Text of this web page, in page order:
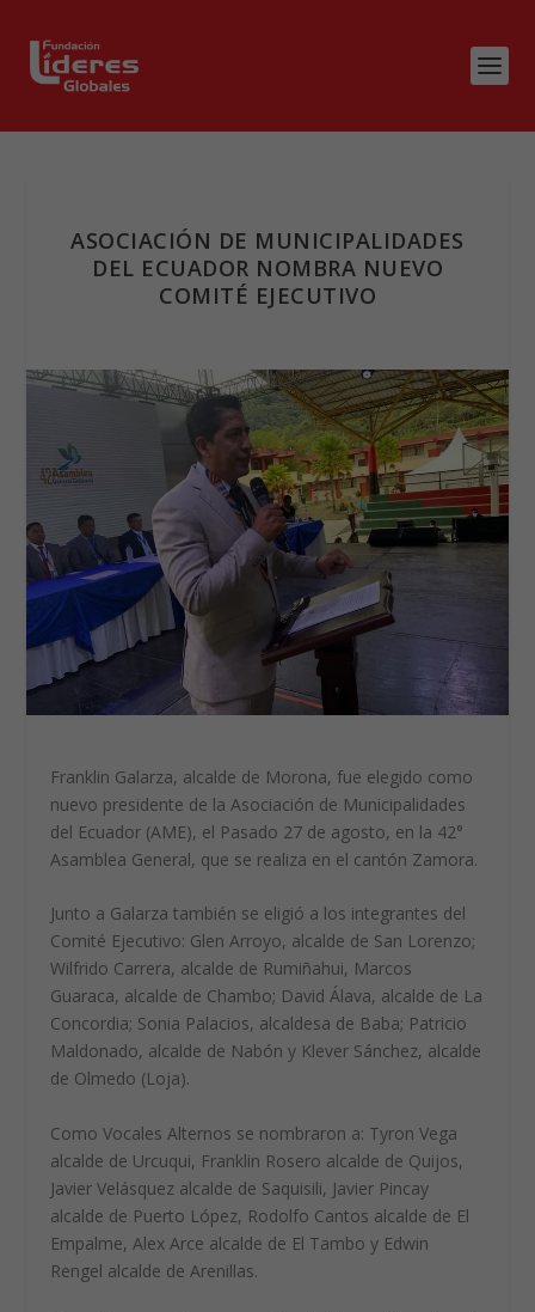
ASOCIACIÓN DE MUNICIPALIDADES
DEL ECUADOR NOMBRA NUEVO
COMITÉ EJECUTIVO
Franklin Galarza, alcalde de Morona, fue elegido como
nuevo presidente de la Asociación de Municipalidades
del Ecuador (AME), el Pasado 27 de agosto, en la 42°
Asamblea General, que se realiza en el cantón Zamora.
Junto a Galarza también se eligió a los integrantes del
Comité Ejecutivo: Glen Arroyo, alcalde de San Lorenzo;
Wilfrido Carrera, alcalde de Rumiñahui, Marcos
Guaraca, alcalde de Chambo; David Álava, alcalde de La
Concordia; Sonia Palacios, alcaldesa de Baba; Patricio
Maldonado, alcalde de Nabón y Klever Sánchez, alcalde
de Olmedo (Loja).
Como Vocales Alternos se nombraron a: Tyron Vega
alcalde de Urcuqui, Franklin Rosero alcalde de Quijos,
Javier Velásquez alcalde de Saquisili, Javier Pincay
alcalde de Puerto López, Rodolfo Cantos alcalde de El
Empalme, Alex Arce alcalde de El Tambo y Edwin
Rengel alcalde de Arenillas.